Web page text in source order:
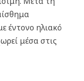
έντονο ηλιακό
μέσα στις